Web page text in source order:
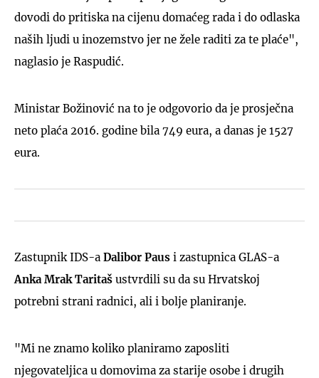
dovodi do pritiska na cijenu domaćeg rada i do odlaska
naših ljudi u inozemstvo jer ne žele raditi za te plaće",
naglasio je Raspudić.
Ministar Božinović na to je odgovorio da je prosječna
neto plaća 2016. godine bila 749 eura, a danas je 1527
eura.
Zastupnik IDS-a Dalibor Paus i zastupnica GLAS-a
Anka Mrak Taritaš ustvrdili su da su Hrvatskoj
potrebni strani radnici, ali i bolje planiranje.
"Mi ne znamo koliko planiramo zaposliti
njegovateljica u domovima za starije osobe i drugih